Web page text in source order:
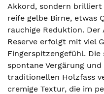
Akkord, sondern
reife gelbe Birne, etwas
rauchige Reduktion. Der
Reserve erfolgt mit viel
Fingerspitzengefühl. Die
spontane Vergärung
traditionellen Holzfass
cremige Textur, die im